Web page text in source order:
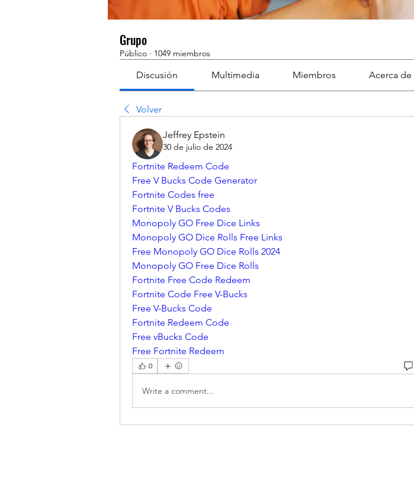
Grupo
Público · 1049 miembros
Discusión Multimedia Miembros Acerca de
Volver
Jeffrey Epstein
30 de julio de 2024
Fortnite Redeem Code
Free V Bucks Code Generator
Fortnite Codes free
Fortnite V Bucks Codes
Monopoly GO Free Dice Links
Monopoly GO Dice Rolls Free Links
Free Monopoly GO Dice Rolls 2024
Monopoly GO Free Dice Rolls
Fortnite Free Code Redeem
Fortnite Code Free V-Bucks
Free V-Bucks Code
Fortnite Redeem Code
Free vBucks Code
Free Fortnite Redeem
0
Write a comment...